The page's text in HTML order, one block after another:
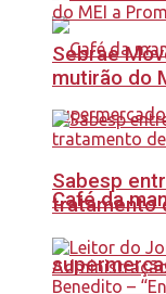
Café da
Sebrae
mutirão do
Sabesp
tratamento